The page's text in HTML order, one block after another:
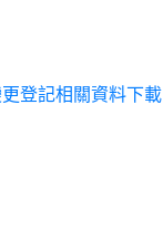
登記相關資料下載